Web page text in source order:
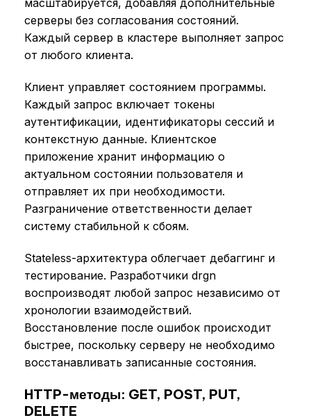
масштабируется, добавляя дополнительные
серверы без согласования состояний.
Каждый сервер в кластере выполняет запрос
от любого клиента.
Клиент управляет состоянием программы.
Каждый запрос включает токены
аутентификации, идентификаторы сессий и
контекстную данные. Клиентское
приложение хранит информацию о
актуальном состоянии пользователя и
отправляет их при необходимости.
Разграничение ответственности делает
систему стабильной к сбоям.
Stateless-архитектура облегчает дебаггинг и
тестирование. Разработчики drgn
воспроизводят любой запрос независимо от
хронологии взаимодействий.
Восстановление после ошибок происходит
быстрее, поскольку серверу не необходимо
восстанавливать записанные состояния.
HTTP-методы: GET, POST, PUT,
DELETE